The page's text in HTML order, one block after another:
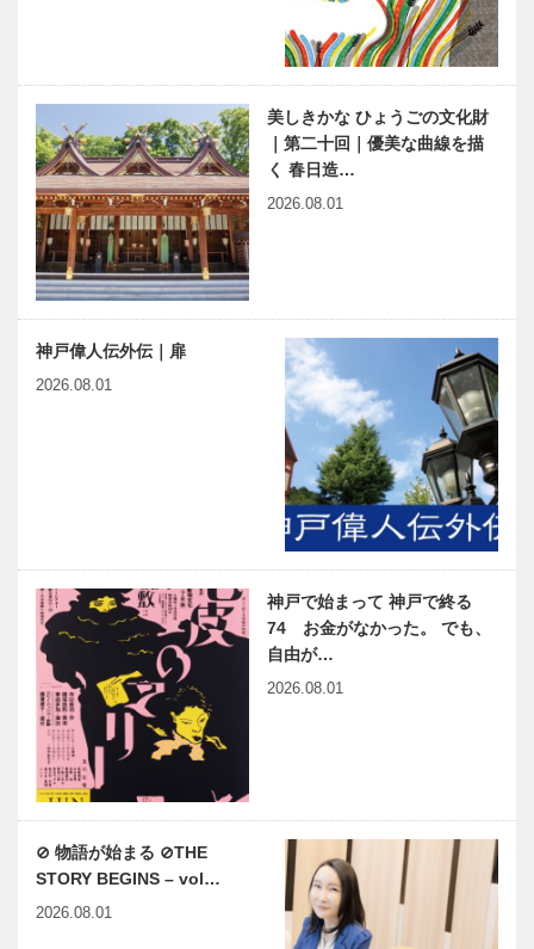
美しきかな ひょうごの文化財
｜第二十回｜優美な曲線を描
く 春日造…
2026.08.01
神戸偉人伝外伝｜扉
2026.08.01
神戸で始まって 神戸で終る
74 お金がなかった。 でも、
自由が…
2026.08.01
⊘ 物語が始まる ⊘THE
STORY BEGINS – vol…
2026.08.01